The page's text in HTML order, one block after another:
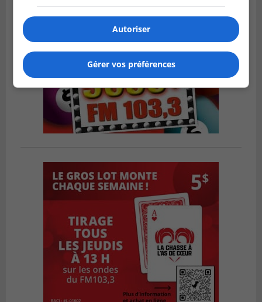
Autoriser
Gérer vos préférences